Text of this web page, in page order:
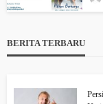
BERITA TERBARU